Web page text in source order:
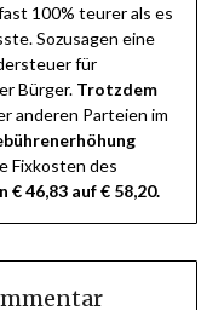
100% teurer als es
Sozusagen eine
für
Bürger. Trotzdem
anderen Parteien im
Fixkosten des
€ 46,83 auf € 58,20.